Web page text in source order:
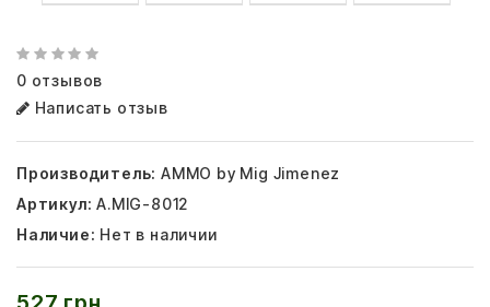
0 отзывов
Написать отзыв
Производитель: AMMO by Mig Jimenez
Артикул: A.MIG-8012
Наличие: Нет в наличии